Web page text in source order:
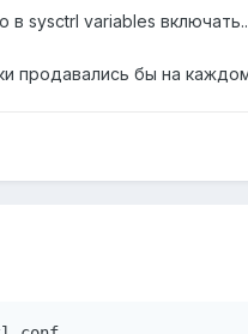
sysctrl variables включать..
продавались бы на